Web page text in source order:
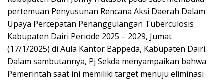
pertemuan Penyusunan Rencana Aksi Daerah Dalam
Upaya Percepatan Penanggulangan Tuberculosis
Kabupaten Dairi Periode 2025 – 2029, Jumat
(17/1/2025) di Aula Kantor Bappeda, Kabupaten Dairi.
Dalam sambutannya, Pj Sekda menyampaikan bahwa
Pemerintah saat ini memiliki target menuju eliminasi